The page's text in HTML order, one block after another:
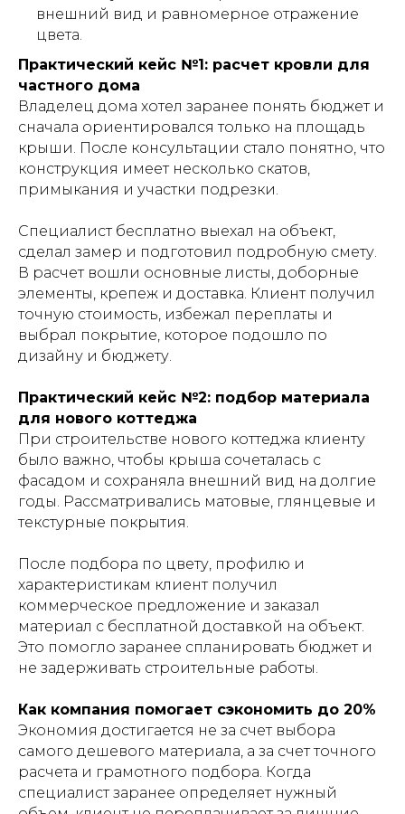
внешний вид и равномерное отражение
цвета.
Практический кейс №1: расчет кровли для
частного дома
Владелец дома хотел заранее понять бюджет и
сначала ориентировался только на площадь
крыши. После консультации стало понятно, что
конструкция имеет несколько скатов,
примыкания и участки подрезки.
Специалист бесплатно выехал на объект,
сделал замер и подготовил подробную смету.
В расчет вошли основные листы, доборные
элементы, крепеж и доставка. Клиент получил
точную стоимость, избежал переплаты и
выбрал покрытие, которое подошло по
дизайну и бюджету.
Практический кейс №2: подбор материала
для нового коттеджа
При строительстве нового коттеджа клиенту
было важно, чтобы крыша сочеталась с
фасадом и сохраняла внешний вид на долгие
годы. Рассматривались матовые, глянцевые и
текстурные покрытия.
После подбора по цвету, профилю и
характеристикам клиент получил
коммерческое предложение и заказал
материал с бесплатной доставкой на объект.
Это помогло заранее спланировать бюджет и
не задерживать строительные работы.
Как компания помогает сэкономить до 20%
Экономия достигается не за счет выбора
самого дешевого материала, а за счет точного
расчета и грамотного подбора. Когда
специалист заранее определяет нужный